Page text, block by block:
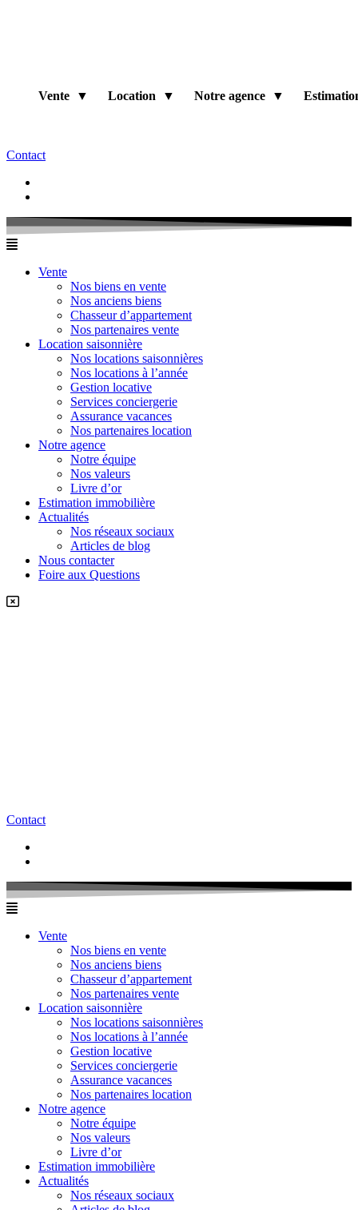
Vente Location Notre agence
Contact
Vente
Nos biens en vente
Nos anciens biens
Chasseur d’appartement
Nos partenaires vente
Location saisonnière
Nos locations saisonnières
Nos locations à l’année
Gestion locative
Services conciergerie
Assurance vacances
Nos partenaires location
Notre agence
Notre équipe
Nos valeurs
Livre d’or
Estimation immobilière
Actualités
Nos réseaux sociaux
Articles de blog
Nous contacter
Foire aux Questions
Contact
Vente
Nos biens en vente
Nos anciens biens
Chasseur d’appartement
Nos partenaires vente
Location saisonnière
Nos locations saisonnières
Nos locations à l’année
Gestion locative
Services conciergerie
Assurance vacances
Nos partenaires location
Notre agence
Notre équipe
Nos valeurs
Livre d’or
Estimation immobilière
Actualités
Nos réseaux sociaux